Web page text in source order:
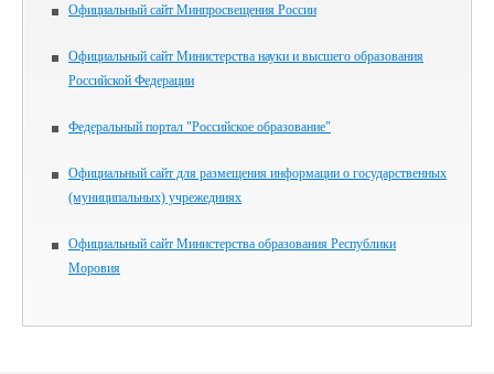
Официальный сайт Минпросвещения России
Официальный сайт Министерства науки и высшего образования
Российской Федерации
Федеральный портал "Российское образование"
Официальный сайт для размещения информации о государственных
(муниципальных) учрежедниях
Официальный сайт Министерства образования Республики
Моровия